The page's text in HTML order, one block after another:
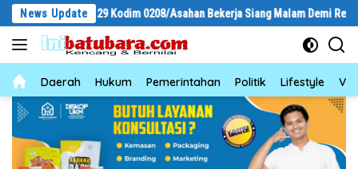
Langsung
konten
News Update
Ke-129 Kodim 0208/Asahan Bekerja Siang Malam Demi Renovasi
NewsDaerah Hukum Pemerintahan Politik Lifestyle